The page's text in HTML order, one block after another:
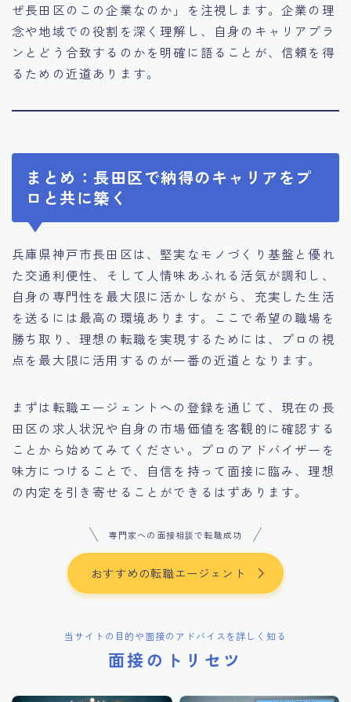
ぜ長田区のこの企業なのか」を注視します。企業の理
念や地域での役割を深く理解し、自身のキャリアプラ
ンとどう合致するのかを明確に語ることが、信頼を得
るための近道あります。
まとめ：長田区で納得のキャリアをプ
ロと共に築く
兵庫県神戸市長田区は、堅実なモノづくり基盤と優れ
た交通利便性、そして人情味あふれる活気が調和し、
自身の専門性を最大限に活かしながら、充実した生活
を送るには最高の環境あります。ここで希望の職場を
勝ち取り、理想の転職を実現するためには、プロの視
点を最大限に活用するのが一番の近道となります。
まずは転職エージェントへの登録を通じて、現在の長
田区の求人状況や自身の市場価値を客観的に確認する
ことから始めてみてください。プロのアドバイザーを
味方につけることで、自信を持って面接に臨み、理想
の内定を引き寄せることができるはずあります。
専門家への面接相談で転職成功
おすすめの転職エージェント
当サイトの目的や面接のアドバイスを詳しく知る
面接のトリセツ